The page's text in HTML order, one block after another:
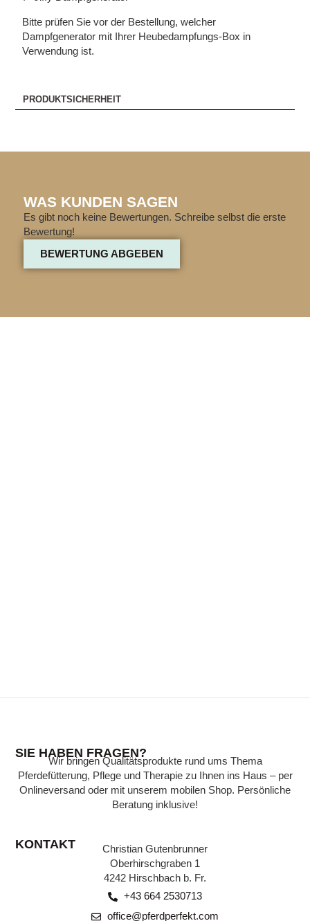
PRODUKTSICHERHEIT
Bitte prüfen Sie vor der Bestellung, welcher
Dampfgenerator mit Ihrer Heubedampfungs-Box in
Verwendung ist.
WAS KUNDEN SAGEN
Es gibt noch keine Bewertungen. Schreibe selbst die erste
Bewertung!
BEWERTUNG ABGEBEN
Wissen, das Ihr Pferd gesund hält:
Expertenwissen zu verschiedenen Themen,
verständlich erklärt, finden Sie in unserer
ZU DEN BEITRÄGEN
SIE HABEN FRAGEN?
Wir bringen Qualitätsprodukte rund ums Thema
Pferdefütterung, Pflege und Therapie zu Ihnen ins Haus – per
Onlineversand oder mit unserem mobilen Shop. Persönliche
Beratung inklusive!
KONTAKT
Christian Gutenbrunner
Oberhirschgraben 1
4242 Hirschbach b. Fr.
+43 664 2530713
office@pferdperfekt.com